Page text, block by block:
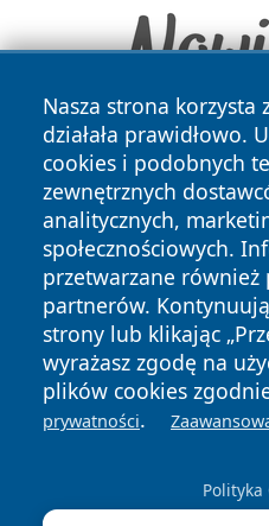
Nasza strona korzysta
działała prawidłowo.
cookies i podobnych
zewnętrznych
analitycznych,
społecznościowych.
przetwarzane również
partnerów.
strony lub klikając
wyrażasz zgodę na
plików cookies
prywatności.
Polityka
Copyright © 2026
zastrzeżone.
News Autorzy
Polityka